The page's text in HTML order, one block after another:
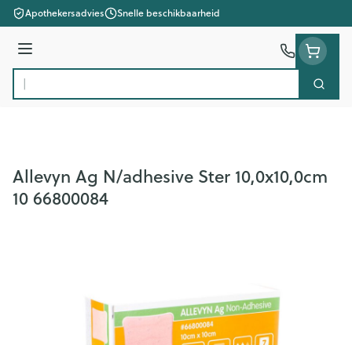
Ga naar de inhoud
Apothekersadvies Snelle beschikbaarheid
Menu
Product, merk, categorie...
Zoek
Allevyn Ag N/adhesive Ster 10,0x10,0cm
10 66800084